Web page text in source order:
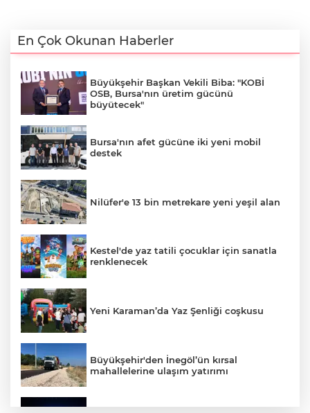
En Çok Okunan Haberler
Büyükşehir Başkan Vekili Biba: "KOBİ
OSB, Bursa'nın üretim gücünü
büyütecek"
Bursa'nın afet gücüne iki yeni mobil
destek
Nilüfer'e 13 bin metrekare yeni yeşil alan
Kestel'de yaz tatili çocuklar için sanatla
renklenecek
Yeni Karaman’da Yaz Şenliği coşkusu
Büyükşehir'den İnegöl’ün kırsal
mahallelerine ulaşım yatırımı